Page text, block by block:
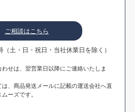
ご相談はこちら
土・日・祝日・当社休業日を除く）
せは、翌営業日以降にご連絡いたしま
、商品発送メールに記載の運送会社へ直
ーズです。